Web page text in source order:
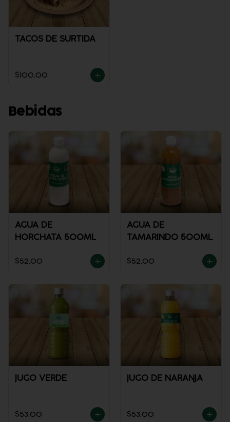
TACOS DE SURTIDA
$100.00
Bebidas
AGUA DE
HORCHATA 500ML
$52.00
AGUA DE
TAMARINDO 500ML
$52.00
JUGO VERDE
$53.00
JUGO DE NARANJA
$53.00